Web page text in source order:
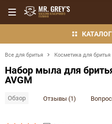
Все для бритья Косметика для бритья
Набор мыла для
AVGM
Обзор Отзывы (1)